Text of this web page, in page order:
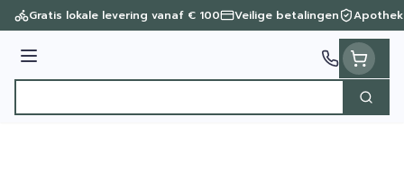
Ga naar de inhoud
Gratis lokale levering vanaf € 100 Veilige betalingen
Menu
Zoek